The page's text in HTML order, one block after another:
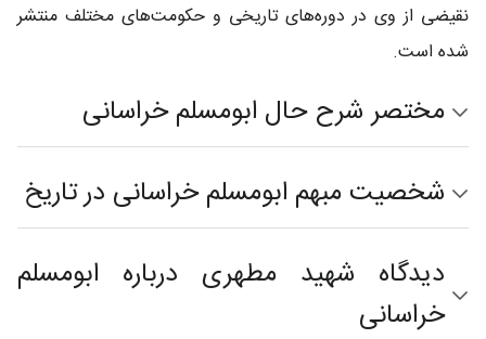
نقیضی از وی در دوره‌های تاریخی و حکومت‌های مختلف منتشر
شده است.
مختصر شرح حال ابومسلم خراسانی
شخصیت مبهم ابومسلم خراسانی در تاریخ
دیدگاه شهید مطهری درباره ابومسلم
خراسانی